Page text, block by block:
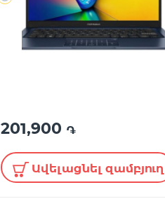
201,900 ֏
Ավելացնել զամբյուղ